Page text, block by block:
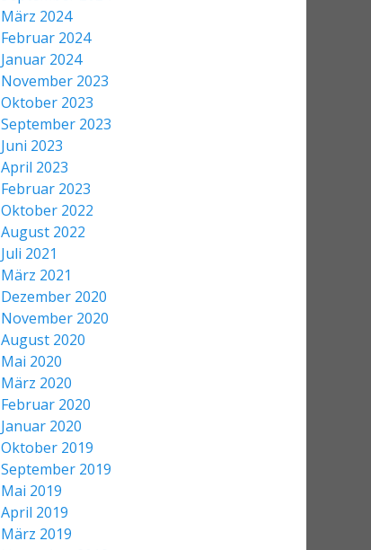
März 2024
Februar 2024
Januar 2024
November 2023
Oktober 2023
September 2023
Juni 2023
April 2023
Februar 2023
Oktober 2022
August 2022
Juli 2021
März 2021
Dezember 2020
November 2020
August 2020
Mai 2020
März 2020
Februar 2020
Januar 2020
Oktober 2019
September 2019
Mai 2019
April 2019
März 2019